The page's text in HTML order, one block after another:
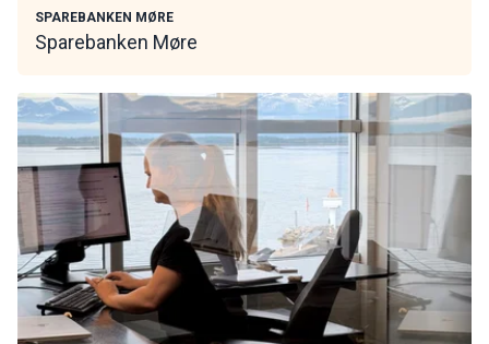
SPAREBANKEN MØRE
Sparebanken Møre